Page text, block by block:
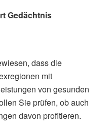
Gedächtnis
dass die
mit
von gesunden
Sie prüfen, ob auch
davon profitieren.